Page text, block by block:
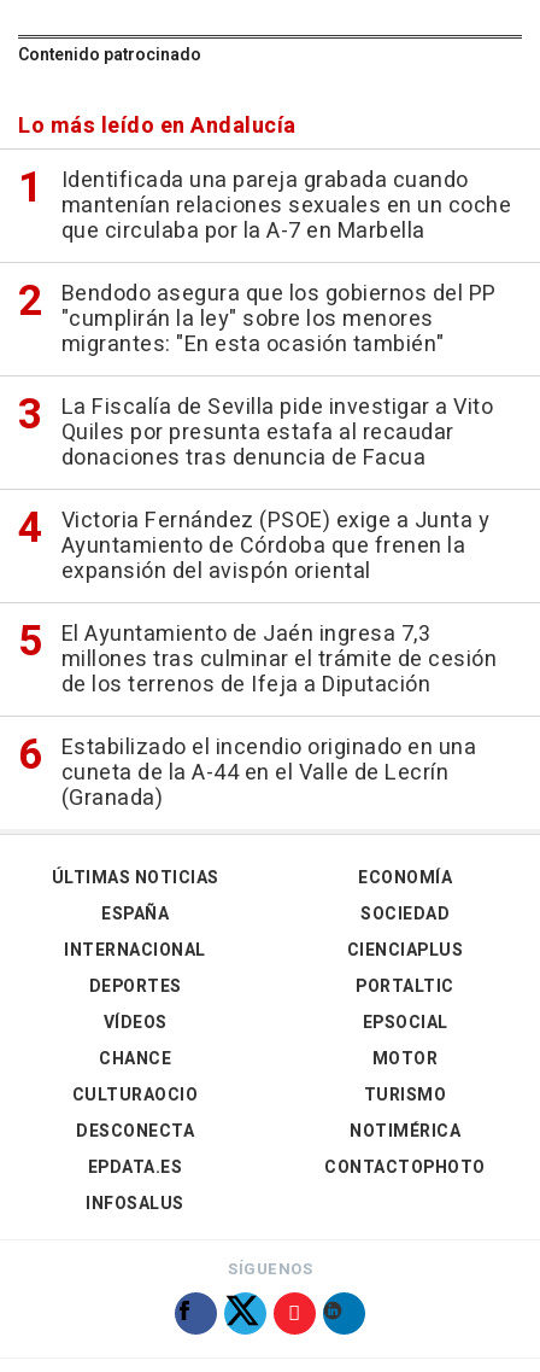
Contenido patrocinado
Lo más leído en Andalucía
Identificada una pareja grabada cuando
mantenían relaciones sexuales en un coche
que circulaba por la A-7 en Marbella
Bendodo asegura que los gobiernos del PP
"cumplirán la ley" sobre los menores
migrantes: "En esta ocasión también"
La Fiscalía de Sevilla pide investigar a Vito
Quiles por presunta estafa al recaudar
donaciones tras denuncia de Facua
Victoria Fernández (PSOE) exige a Junta y
Ayuntamiento de Córdoba que frenen la
expansión del avispón oriental
El Ayuntamiento de Jaén ingresa 7,3
millones tras culminar el trámite de cesión
de los terrenos de Ifeja a Diputación
Estabilizado el incendio originado en una
cuneta de la A-44 en el Valle de Lecrín
(Granada)
ÚLTIMAS NOTICIAS
ESPAÑA
INTERNACIONAL
DEPORTES
VÍDEOS
ECONOMÍA
SOCIEDAD
CIENCIAPLUS
PORTALTIC
EPSOCIAL
CHANCE
CULTURAOCIO
DESCONECTA
EPDATA.ES
INFOSALUS
MOTOR
TURISMO
NOTIMÉRICA
CONTACTOPHOTO
SÍGUENOS